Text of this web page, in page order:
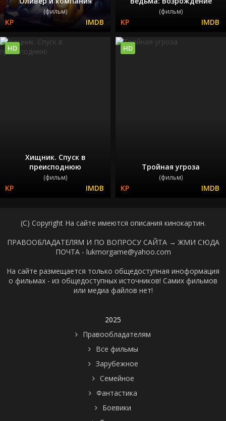
(фильм) (фильм)
Хищник. Спуск в
преисподнюю
(фильм)
HD
Тройная угроза
(фильм)
HD
(C) Copyright На сайте имеются описания кинокартин.
ПРАВООБЛАДАТЕЛЯМ И ПО ВОПРОСУ САЙТА → ЖМИ СЮДА
ПОЧТА - lukmorgame@yahoo.com
На сайте размещается только общедоступная иноформация
о фильмах - из общедоступных источников! Самих фильмов
или медиа файлов нет!
2025
Правообладателям
Все фильмы
Зарубежное
Семейное
Фантастика
Боевики